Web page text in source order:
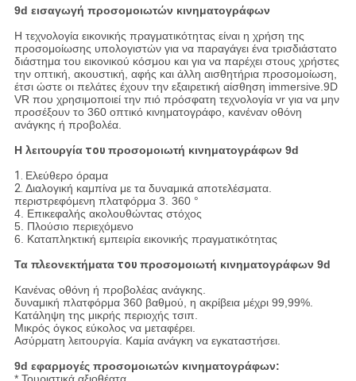
9d εισαγωγή προσομοιωτών κινηματογράφων
Η τεχνολογία εικονικής πραγματικότητας είναι η χρήση της
προσομοίωσης υπολογιστών για να παραγάγει ένα τρισδιάστατο
διάστημα του εικονικού κόσμου και για να παρέχει στους χρήστες
την οπτική, ακουστική, αφής και άλλη αισθητήρια προσομοίωση,
έτσι ώστε οι πελάτες έχουν την εξαιρετική αίσθηση immersive.9D
VR που χρησιμοποιεί την πιό πρόσφατη τεχνολογία vr για να μην
προσέξουν το 360 οπτικό κινηματογράφο, κανέναν οθόνη
ανάγκης ή προβολέα.
Η λειτουργίατου προσομοιωτή κινηματογράφων 9d
1. Ελεύθερο όραμα
2. Διαλογική καμπίνα με τα δυναμικά αποτελέσματα.
περιστρεφόμενη πλατφόρμα 3. 360 °
4. Επικεφαλής ακολουθώντας στόχος
5. Πλούσιο περιεχόμενο
6. Καταπληκτική εμπειρία εικονικής πραγματικότητας
Τα πλεονεκτήματατου προσομοιωτή κινηματογράφων 9d
Κανένας οθόνη ή προβολέας ανάγκης.
δυναμική πλατφόρμα 360 βαθμού, η ακρίβεια μέχρι 99,99%.
Κατάληψη της μικρής περιοχής τσιπ.
Μικρός όγκος εύκολος να μεταφέρει.
Ασύρματη λειτουργία. Καμία ανάγκη να εγκαταστήσει.
9d εφαρμογέςπροσομοιωτών κινηματογράφων: